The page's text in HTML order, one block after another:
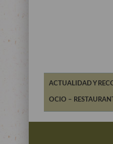
ACTUALIDAD Y
OCIO –